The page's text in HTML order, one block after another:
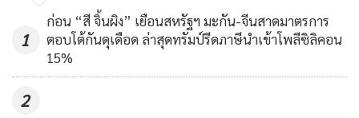
1
ก่อน “สี จิ้นผิง” เยือนสหรัฐฯ มะกัน-จีนสาดมาตรการ
ตอบโต้กันดุเดือด ล่าสุดทรัมป์รีดภาษีนำเข้าโพลีซิลิคอน
15%
2